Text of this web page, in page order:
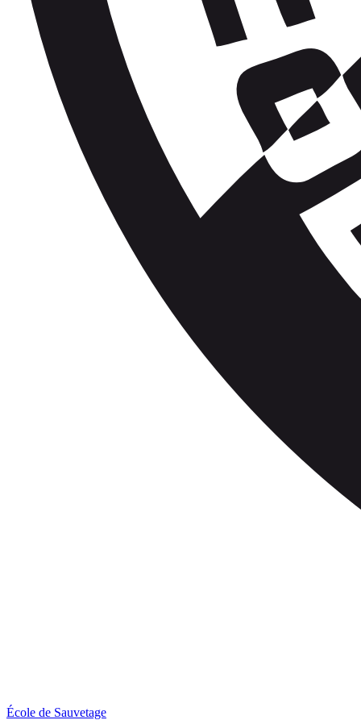
École de Sauvetage